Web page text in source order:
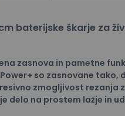
baterijske škarje za
zasnova in pametne
so zasnovane tako,
zmogljivost rezanja
delo na prostem lažje in